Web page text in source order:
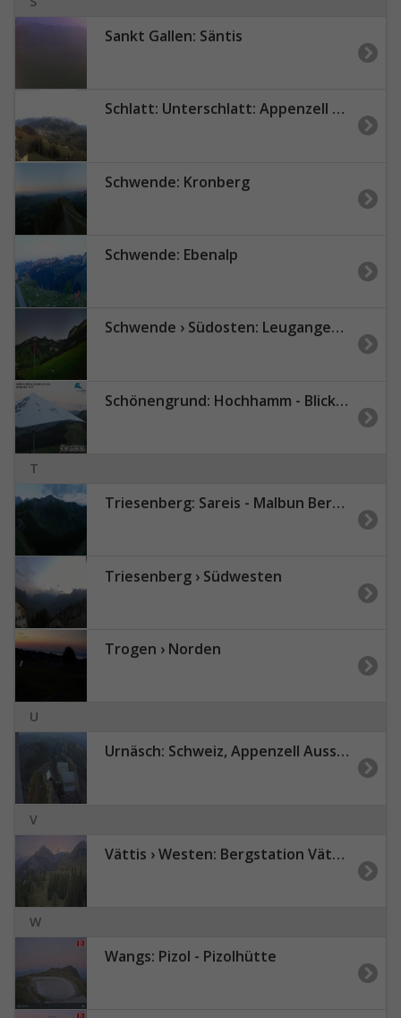
Sankt Gallen: Säntis
Schlatt: Unterschlatt: Appenzell Wetter
Schwende: Kronberg
Schwende: Ebenalp
Schwende › Südosten: Leugangen - Brülisau - Hoher Kasten Drehrestaurant Und Seilbahn - Alp Sigel
Schönengrund: Hochhamm - Blick nach Südosten zum Säntis
T
Triesenberg: Sareis - Malbun Bergbahnen
Triesenberg › Südwesten
Trogen › Norden
U
Urnäsch: Schweiz, Appenzell Ausserrhoden: Alpstein, Appenzellerland
V
Vättis › Westen: Bergstation Vättnerberg - Zanaihorn
W
Wangs: Pizol - Pizolhütte